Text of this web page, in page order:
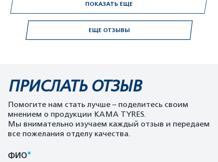
ЕЩЕ ОТЗЫВЫ
ПОКАЗАТЬ ЕЩЕ
ПРИСЛАТЬ ОТЗЫВ
Помогите нам стать лучше – поделитесь своим
мнением о продукции KAMA TYRES.
Мы внимательно изучаем каждый отзыв и передаем
все пожелания отделу качества.
ФИО*